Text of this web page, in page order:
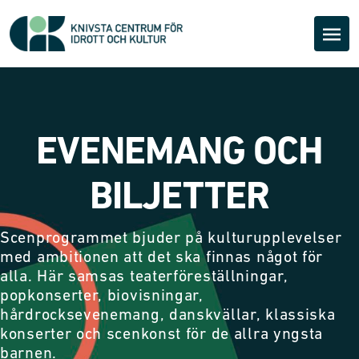
EVENEMANG OCH
BILJETTER
Scenprogrammet bjuder på kulturupplevelser
med ambitionen att det ska finnas något för
alla. Här samsas teaterföreställningar,
popkonserter, biovisningar,
hårdrocksevenemang, danskvällar, klassiska
konserter och scenkonst för de allra yngsta
barnen.